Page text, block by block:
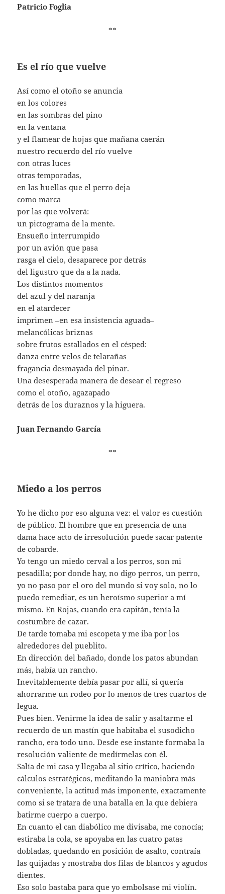
Patricio Foglia
**
Es el río que vuelve
Así como el otoño se anuncia
en los colores
en las sombras del pino
en la ventana
y el flamear de hojas que mañana caerán
nuestro recuerdo del río vuelve
con otras luces
otras temporadas,
en las huellas que el perro deja
como marca
por las que volverá:
un pictograma de la mente.
Ensueño interrumpido
por un avión que pasa
rasga el cielo, desaparece por detrás
del ligustro que da a la nada.
Los distintos momentos
del azul y del naranja
en el atardecer
imprimen –en esa insistencia aguada–
melancólicas briznas
sobre frutos estallados en el césped:
danza entre velos de telarañas
fragancia desmayada del pinar.
Una desesperada manera de desear el regreso
como el otoño, agazapado
detrás de los duraznos y la higuera.
Juan Fernando García
**
Miedo a los perros
Yo he dicho por eso alguna vez: el valor es cuestión
de público. El hombre que en presencia de una
dama hace acto de irresolución puede sacar patente
de cobarde.
Yo tengo un miedo cerval a los perros, son mi
pesadilla; por donde hay, no digo perros, un perro,
yo no paso por el oro del mundo si voy solo, no lo
puedo remediar, es un heroísmo superior a mí
mismo. En Rojas, cuando era capitán, tenía la
costumbre de cazar.
De tarde tomaba mi escopeta y me iba por los
alrededores del pueblito.
En dirección del bañado, donde los patos abundan
más, había un rancho.
Inevitablemente debía pasar por allí, si quería
ahorrarme un rodeo por lo menos de tres cuartos de
legua.
Pues bien. Venirme la idea de salir y asaltarme el
recuerdo de un mastín que habitaba el susodicho
rancho, era todo uno. Desde ese instante formaba la
resolución valiente de medírmelas con él.
Salía de mi casa y llegaba al sitio crítico, haciendo
cálculos estratégicos, meditando la maniobra más
conveniente, la actitud más imponente, exactamente
como si se tratara de una batalla en la que debiera
batirme cuerpo a cuerpo.
En cuanto el can diabólico me divisaba, me conocía;
estiraba la cola, se apoyaba en las cuatro patas
dobladas, quedando en posición de asalto, contraía
las quijadas y mostraba dos filas de blancos y agudos
dientes.
Eso solo bastaba para que yo embolsase mi violín.